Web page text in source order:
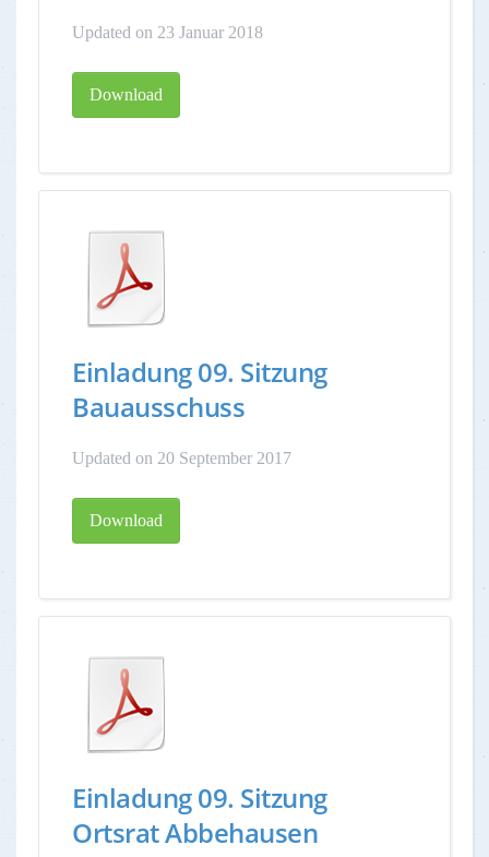
Updated on 23 Januar 2018
Download
Einladung 09. Sitzung
Bauausschuss
Updated on 20 September 2017
Download
Einladung 09. Sitzung
Ortsrat Abbehausen